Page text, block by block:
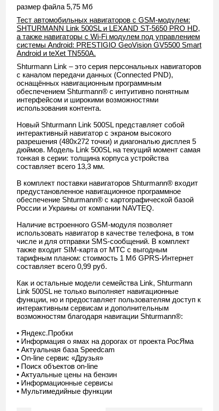
размер файла 5,75 Мб
Тест автомобильных навигаторов с GSM-модулем:
SHTURMANN Link 500SL и LEXAND ST-5650 PRO HD,
а также навигаторы с Wi-Fi модулем под управлением
системы Android: PRESTIGIO GeoVision GV5500 Smart
Android и teXet TN550A.
Shturmann Link – это серия персональных навигаторов
с каналом передачи данных (Connected PND),
оснащённых навигационным программным
обеспечением Shturmann® с интуитивно понятным
интерфейсом и широкими возможностями
использования контента.
Новый Shturmann Link 500SL представляет собой
интерактивный навигатор с экраном высокого
разрешения (480х272 точки) и диагональю дисплея 5
дюймов. Модель Link 500SL на текущий момент самая
тонкая в серии: толщина корпуса устройства
составляет всего 13,3 мм.
В комплект поставки навигаторов Shturmann® входит
предустановленное навигационное программное
обеспечение Shturmann® с картографической базой
России и Украины от компании NAVTEQ.
Наличие встроенного GSM-модуля позволяет
использовать навигатор в качестве телефона, в том
числе и для отправки SMS-сообщений. В комплект
также входит SIM-карта от МТС с выгодным
тарифным планом: стоимость 1 Мб GPRS-Интернет
составляет всего 0,99 руб.
Как и остальные модели семейства Link, Shturmann
Link 500SL не только выполняет навигационные
функции, но и предоставляет пользователям доступ к
интерактивным сервисам и дополнительным
возможностям благодаря навигации Shturmann®:
• Яндекс.Пробки
• Информация о ямах на дорогах от проекта РосЯма
• Актуальная база Speedcam
• On-line сервис «Друзья»
• Поиск объектов on-line
• Актуальные цены на бензин
• Информационные сервисы
• Мультимедийные функции